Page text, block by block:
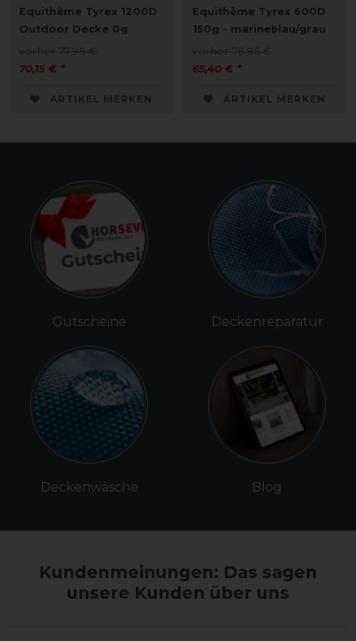
Equithème Tyrex 1200D
Outdoor Decke 0g
vorher 77,95 €
70,15 € *
ARTIKEL MERKEN
Equithème Tyrex 600D
150g - marineblau/grau
vorher 76,95 €
65,40 € *
ARTIKEL MERKEN
Gutscheine
Deckenwäsche
Deckenreparatur
Blog
Kundenmeinungen: Das sagen
unsere Kunden über uns